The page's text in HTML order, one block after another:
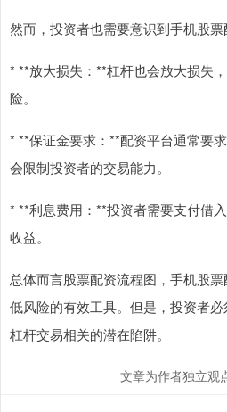
然而，投资者也需要意识到手机股票
* **放大损失：**杠杆也会放大损失
险。
* **保证金要求：**配资平台通常要
会限制投资者的交易能力。
* **利息费用：**投资者需要支付借
收益。
总体而言股票配资流程图，手机股
低风险的有效工具。但是，投资者
杠杆交易相关的潜在陷阱。
文章为作者独立观